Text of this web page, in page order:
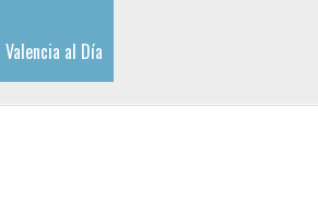
Valencia al Día